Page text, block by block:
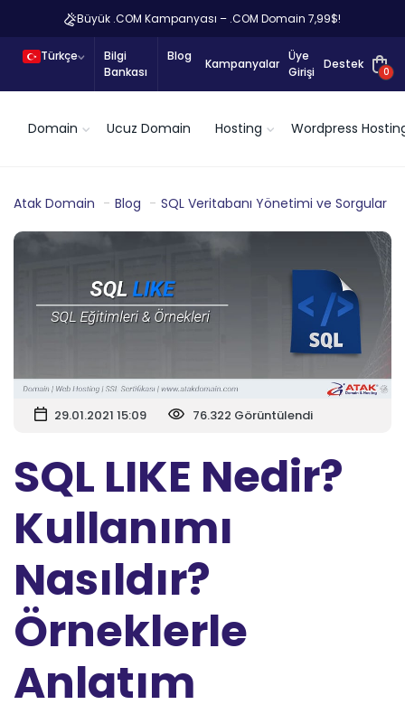
Büyük .COM Kampanyası – .COM Domain 7,99$!
Türkçe
Bilgi
Bankası
Blog
Kampanyalar
Üye
Girişi
Destek
0
Domain Ucuz Domain Hosting Wordpress
Atak Domain Blog SQL Veritabanı Yönetimi ve Sorgular
29.01.2021 15:09 76.322 Görüntülendi
SQL LIKE Nedir?
Kullanımı
Nasıldır?
Örneklerle
Anlatım